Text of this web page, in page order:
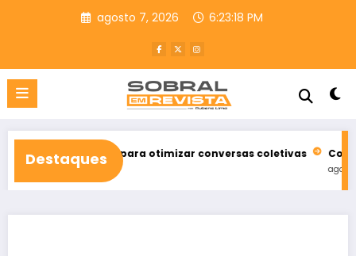
agosto 7, 2026 6:23:20 PM
Destaques
para otimizar conversas coletivas Conta de água da